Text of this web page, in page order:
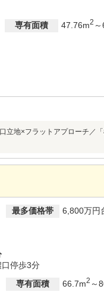
専有面積 47.76m2
立地×フラットアプローチ／
最多価格帯
6,800万円
口停歩3分
専有面積 66.7m2 ～